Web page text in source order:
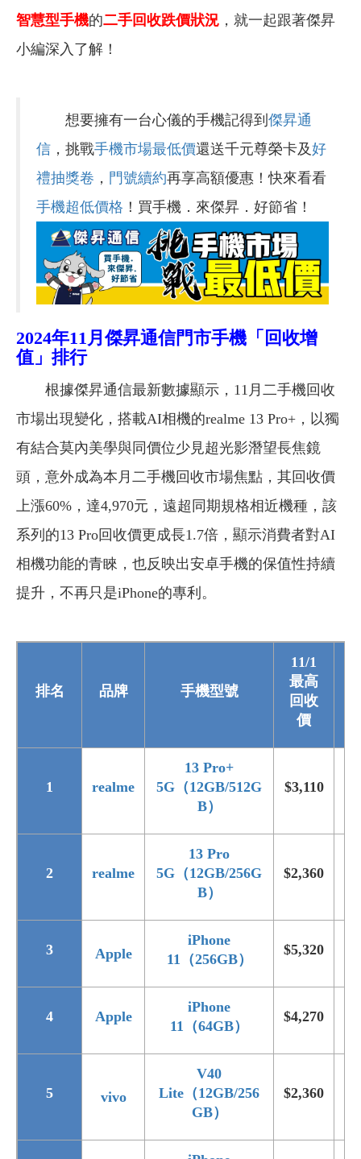
智慧型手機的二手回收跌價狀況 ，就一起跟著傑昇
小編深入了解！
想要擁有一台心儀的手機記得到 傑昇通
信 ，挑戰手機市場最低價還送千元尊榮卡及好
禮抽獎卷 ， 門號續約再享高額優惠！快來看看
手機超低價格 ！買手機．來傑昇．好節省！
2024年11月傑昇通信門市手機「回收增
值」排行
根據傑昇通信最新數據顯示，11月二手機回收
市場出現變化，搭載AI相機的realme 13 Pro+，以獨
有結合莫內美學與同價位少見超光影潛望長焦鏡
頭，意外成為本月二手機回收市場焦點，其回收價
上漲60%，達4,970元，遠超同期規格相近機種，該
系列的13 Pro回收價更成長1.7倍，顯示消費者對AI
相機功能的青睞，也反映出安卓手機的保值性持續
提升，不再只是iPhone的專利。
排名 品牌 手機型號
11/1
最高
回收
價
1 realme
13 Pro+
5G（12GB/512G
B）
$3,110
2 realme
13 Pro
5G（12GB/256G
B）
$2,360
3 Apple
iPhone
11（256GB）
$5,320
4 Apple
iPhone
11（64GB）
$4,270
5 vivo
V40
Lite（12GB/256
GB）
$2,360